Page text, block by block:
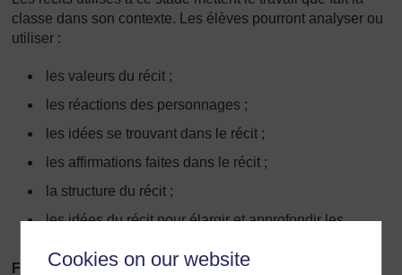
Cookies on our website
classe dans son contexte. Les élèves pourront analyser ou
utiliser :
les valeurs du récit ;
les réactions des personnages ;
les idées se trouvant dans le récit ;
les affirmations faites dans le récit ;
la structure du récit ;
les idées du récit pour élargir et approfondir les
Fin de la leçon